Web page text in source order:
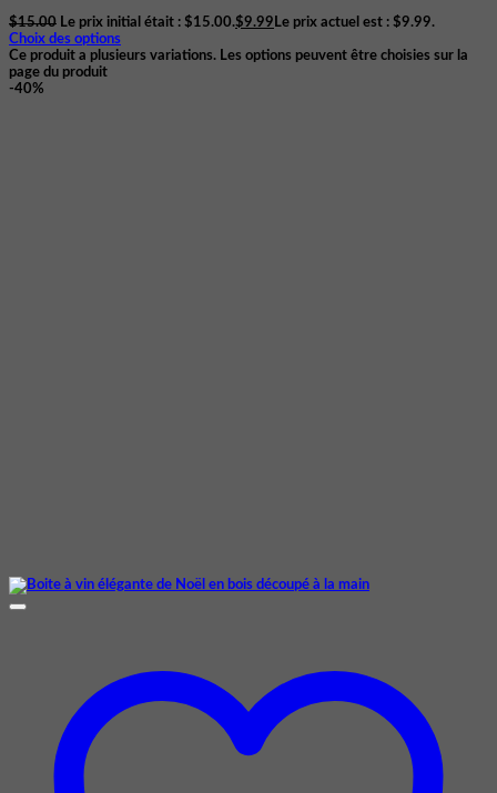
$15.00 Le prix initial était : $15.00.$9.99 Le prix actuel est : $9.99.
Choix des options
Ce produit a plusieurs variations. Les options peuvent être choisies sur la
page du produit
-40%